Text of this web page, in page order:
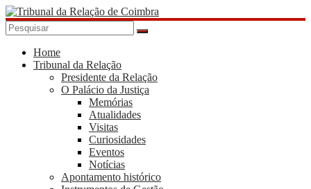
Skip
to
content
Tribunal
Relação
Home
Tribunal da Relação
Presidente da Relação
O Palácio da Justiça
Memórias
Atualidades
Visitas
Curiosidades
Eventos
Notícias
Apontamento histórico